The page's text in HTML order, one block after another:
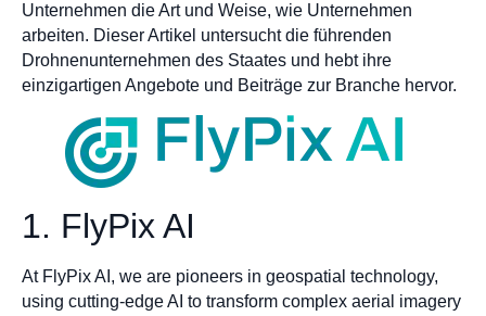
Unternehmen die Art und Weise, wie Unternehmen
arbeiten. Dieser Artikel untersucht die führenden
Drohnenunternehmen des Staates und hebt ihre
einzigartigen Angebote und Beiträge zur Branche hervor.
1. FlyPix AI
At FlyPix AI, we are pioneers in geospatial technology,
using cutting-edge AI to transform complex aerial imagery